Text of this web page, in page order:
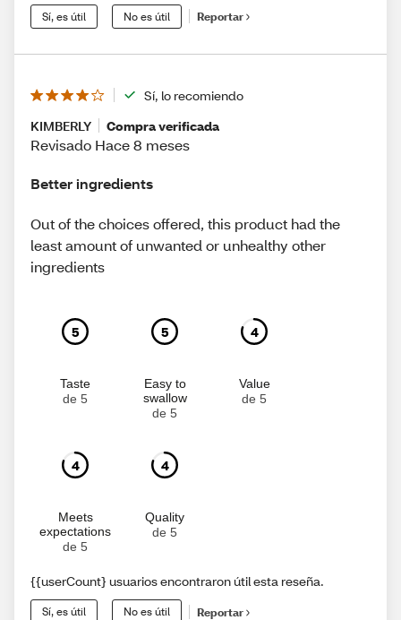
Sí, es útil No es útil Reportar
Sí, lo recomiendo
KIMBERLY
Compra verificada
Revisado Hace 8 meses
Better ingredients
Out of the choices offered, this product had the
least amount of unwanted or unhealthy other
ingredients
5
Taste
de 5
5
Easy to
swallow
de 5
4
Value
de 5
4
Meets
expectations
de 5
4
Quality
de 5
{{userCount} usuarios encontraron útil esta reseña.
Sí, es útil No es útil Reportar